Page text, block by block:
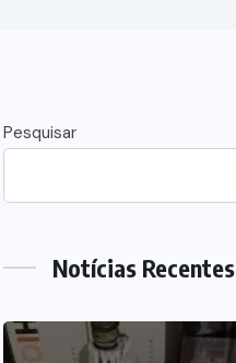
Pesquisar
Notícias Recentes